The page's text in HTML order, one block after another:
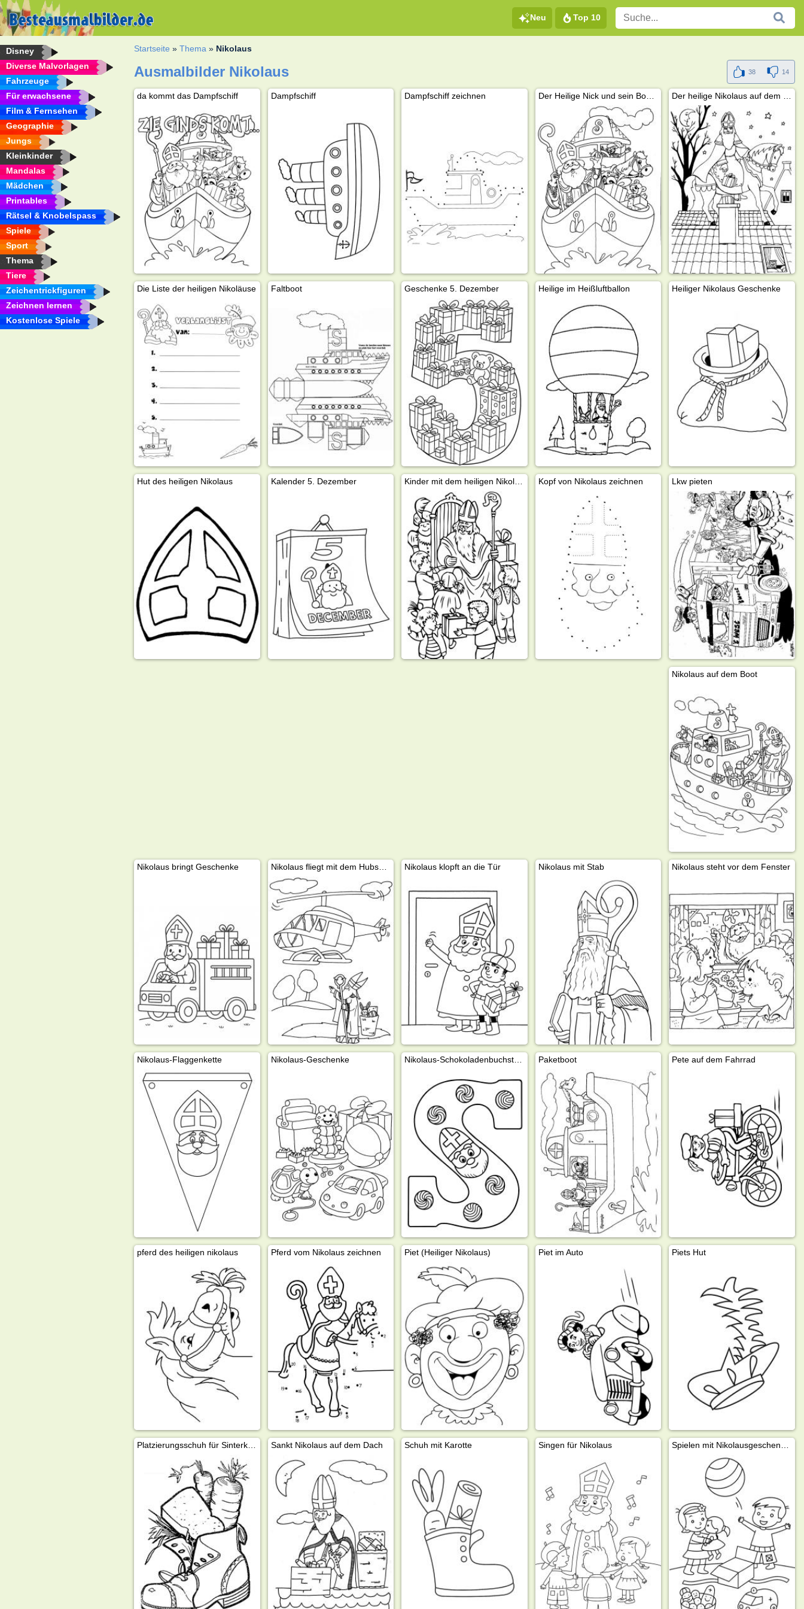
Neu Top 10
Disney
Diverse Malvorlagen
Fahrzeuge
Für erwachsene
Film & Fernsehen
Geographie
Jungs
Kleinkinder
Mandalas
Mädchen
Printables
Rätsel & Knobelspass
Spiele
Sport
Thema
Tiere
Zeichentrickfiguren
Zeichnen lernen
Kostenlose Spiele
Startseite »Thema » Nikolaus
Ausmalbilder Nikolaus 38 14
da kommt das Dampfschiff Dampfschiff Dampfschiff zeichnen Der Heilige Nick und sein Boot 13
Die Liste der heiligen Nikoläuse Faltboot Geschenke 5. Dezember Heilige im Heißluftballon Heiliger Nikolaus Geschenke
Hut des heiligen Nikolaus Kalender 5. Dezember Kopf von Nikolaus zeichnen Lkw pieten
Nikolaus auf dem Boot
Nikolaus bringt Geschenke Nikolaus fliegt mit dem Hubschrauber Nikolaus klopft an die Tür Nikolaus mit Stab Nikolaus steht vor dem Fenster
Nikolaus-Flaggenkette Nikolaus-Geschenke Paketboot Pete auf dem Fahrrad
pferd des heiligen nikolaus Pferd vom Nikolaus zeichnen Piet (Heiliger Nikolaus) Piet im Auto Piets Hut
Platzierungsschuh für Sinterklaas Sankt Nikolaus auf dem Dach Schuh mit Karotte Singen für Nikolaus Spielen mit Nikolausgeschenken